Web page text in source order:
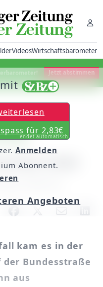
VideosWirtschaftsbarometer
Jetzt abstimmen
auf
der B 464
00:00 Uhr
kam es in der
Bundesstraße
aus
mit
für 2,83€
endet automatisch
Anmelden
Abonnent.
Angeboten